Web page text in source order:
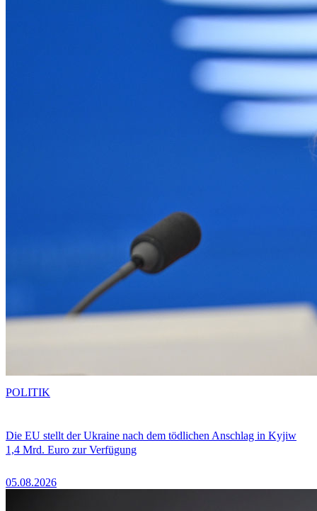
Die EU stellt der Ukraine nach dem tödlichen Anschlag in Kyjiw
1,4 Mrd. Euro zur Verfügung
05.08.2026
POLITIK